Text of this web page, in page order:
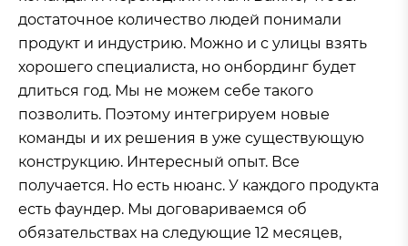
достаточное количество людей понимали
продукт и индустрию. Можно и с улицы взять
хорошего специалиста, но онбординг будет
длиться год. Мы не можем себе такого
позволить. Поэтому интегрируем новые
команды и их решения в уже существующую
конструкцию. Интересный опыт. Все
получается. Но есть нюанс. У каждого продукта
есть фаундер. Мы договариваемся об
обязательствах на следующие 12 месяцев,